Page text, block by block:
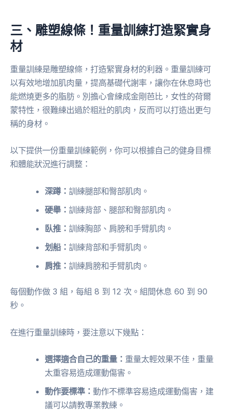
三、雕塑線條！重量訓練打造緊實身
材
重量訓練是雕塑線條，打造緊實身材的利器。重量訓練可
以有效地增加肌肉量，提高基礎代謝率，讓你在休息時也
能燃燒更多的脂肪。別擔心會練成金剛芭比，女性的荷爾
蒙特性，很難練出過於粗壯的肌肉，反而可以打造出更勻
稱的身材。
以下提供一份重量訓練範例，你可以根據自己的健身目標
和體能狀況進行調整：
深蹲：訓練腿部和臀部肌肉。
硬舉：訓練背部、腿部和臀部肌肉。
臥推：訓練胸部、肩膀和手臂肌肉。
划船：訓練背部和手臂肌肉。
肩推：訓練肩膀和手臂肌肉。
每個動作做 3 組，每組 8 到 12 次。組間休息 60 到 90
秒。
在進行重量訓練時，要注意以下幾點：
選擇適合自己的重量： 重量太輕效果不佳，重量
太重容易造成運動傷害。
動作要標準：動作不標準容易造成運動傷害，建
議可以請教專業教練。